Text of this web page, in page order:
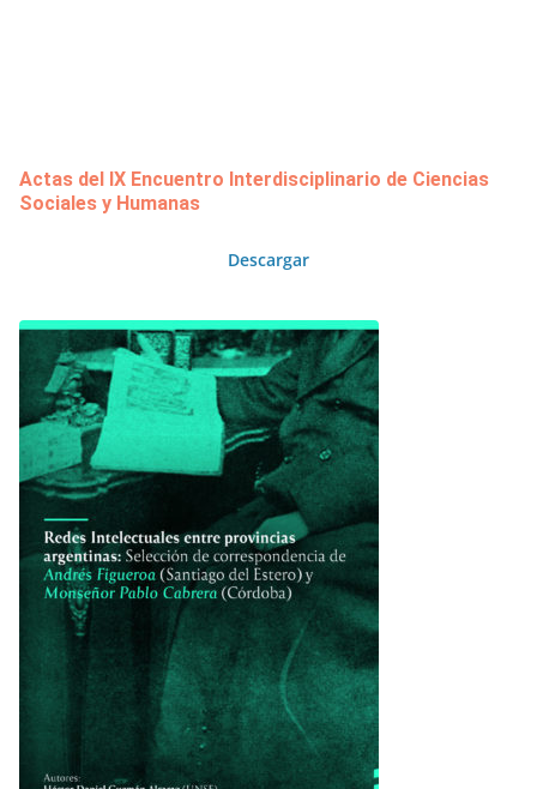
Actas del IX Encuentro Interdisciplinario de Ciencias
Sociales y Humanas
Descargar